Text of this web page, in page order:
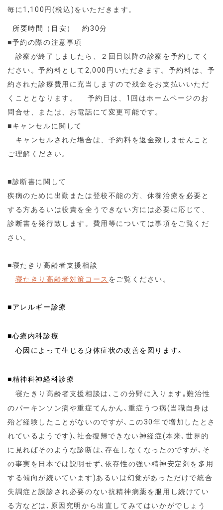
毎に1,100円(税込)をいただきます。
所要時間（目安）約30分
■予約の際の注意事項
診察が終了しましたら、２回目以降の診察を予約してく
ださい。予約料として2,000円いただきます。予約料は、予
約された診療費用に充当しますので残金をお支払いいただ
くこととなります。 予約日は、1回はホームページのお
問合せ、または、お電話にて変更可能です。
■キャンセルに関して
キャンセルされた場合は、予約料を返金致しませんこと
ご理解ください。
■診断書に関して
疾病のために出勤または登校不能の方、休養治療を必要と
する方あるいは役責を全うできない方には必要に応じて、
診断書を発行致します。費用等については事項をご覧くだ
さい。
■寝たきり高齢者支援相談
寝たきり高齢者対策コース をご覧ください。
■アレルギー診療
■心療内科診療
心因によって生じる身体症状の改善を図ります｡
■精神科神経科診療
寝たきり高齢者支援相談は､この分野に入ります｡難治性
のパーキンソン病や重症てんかん､重症うつ病(当職自身は
殆ど経験したことがないのですが､この30年で増加したとさ
れているようです)､社会復帰できない神経症(本来､世界的
に見ればそのような診断は､存在しなくなったのですが､そ
の事実を日本では説明せず､依存性の強い精神安定剤を多用
する傾向が続いています)あるいは幻覚があっただけで統合
失調症と誤診され必要のない抗精神病薬を服用し続けてい
る方などは､原因究明から出直してみてはいかがでしょう